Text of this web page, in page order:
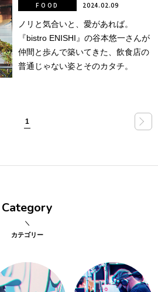
ノリと気合いと、愛があれば。
『bistro ENISHI』の谷本悠一さんが
仲間と歩んで築いてきた、飲食店の
普通じゃない姿とそのカタチ。
FOOD 2024.02.09
1 »
Category
カテゴリー